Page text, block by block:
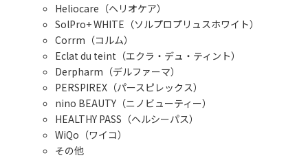
Heliocare（ヘリオケア）
SolPro+ WHITE（ソルプロプリュスホワイト）
Corrm（コルム）
Eclat du teint（エクラ・デュ・ティント）
Derpharm（デルファーマ）
PERSPIREX（パースピレックス）
nino BEAUTY（ニノビューティー）
HEALTHY PASS（ヘルシーパス）
WiQo（ワイコ）
その他